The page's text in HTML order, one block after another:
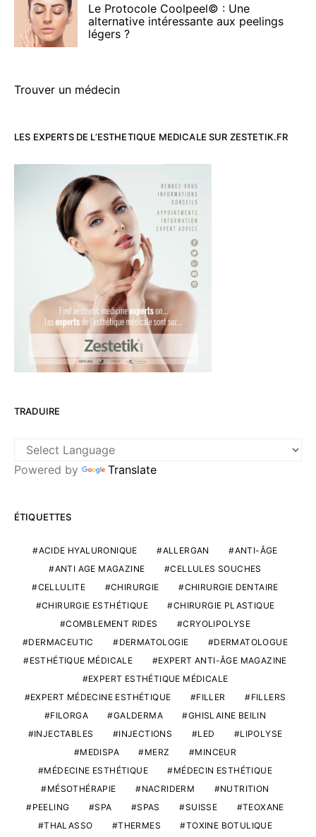
Le Protocole Coolpeel© : Une
alternative intéressante aux peelings
légers ?
Trouver un médecin
LES EXPERTS DE L’ESTHETIQUE MEDICALE SUR ZESTETIK.FR
TRADUIRE
Powered by Translate
ÉTIQUETTES
ACIDE HYALURONIQUE ALLERGAN
ANTI-ÂGE
ANTI AGE MAGAZINE
CELLULES SOUCHES
CELLULITE
CHIRURGIE
CHIRURGIE DENTAIRE
CHIRURGIE ESTHÉTIQUE
CHIRURGIE PLASTIQUE
COMBLEMENT RIDES
CRYOLIPOLYSE
DERMACEUTIC
DERMATOLOGIE
DERMATOLOGUE
ESTHÉTIQUE MÉDICALE
EXPERT ANTI-ÂGE MAGAZINE
EXPERT ESTHÉTIQUE MÉDICALE
EXPERT MÉDECINE ESTHÉTIQUE
FILLER
FILLERS
FILORGA
GALDERMA
GHISLAINE BEILIN
INJECTABLES
INJECTIONS LED
LIPOLYSE
MEDISPA
MERZ
MINCEUR
MÉDECINE ESTHÉTIQUE
MÉDECIN ESTHÉTIQUE
MÉSOTHÉRAPIE
NACRIDERM
NUTRITION
PEELING
SPA SPAS SUISSE
TEOXANE
THALASSO
THERMES
TOXINE BOTULIQUE